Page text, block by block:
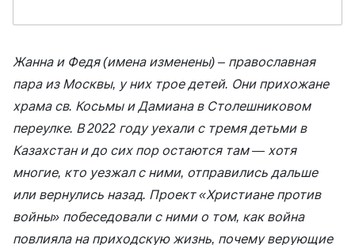
Жанна и Федя (имена изменены) – православная
пара из Москвы, у них трое детей. Они прихожане
храма св. Косьмы и Дамиана в Столешниковом
переулке. В 2022 году уехали с тремя детьми в
Казахстан и до сих пор остаются там — хотя
многие, кто уезжал с ними, отправились дальше
или вернулись назад. Проект «Христиане против
войны» побеседовали с ними о том, как война
повлияла на приходскую жизнь, почему верующие